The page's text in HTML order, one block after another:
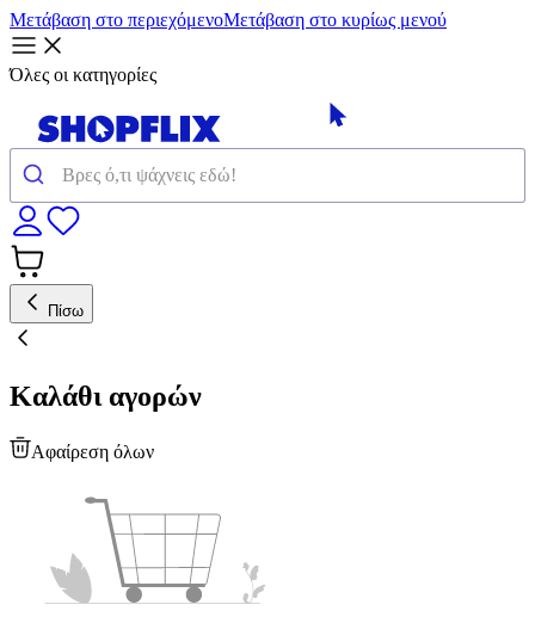
Μετάβαση στο περιεχόμενοΜετάβαση στο κυρίως μενού
Όλες οι κατηγορίες
Πίσω
Καλάθι αγορών
Αφαίρεση όλων